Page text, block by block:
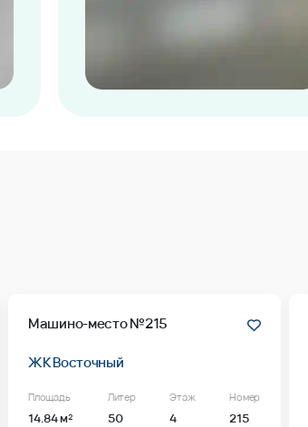
Машино-место №215
ЖК Восточный
Площадь
14.84 м²
Литер
50
Этаж
4
Номер
215